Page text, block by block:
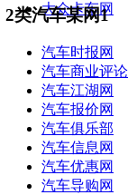
大众卡车网
2类汽车某网1
汽车时报网
汽车商业评
汽车江湖网
汽车报价网
汽车俱乐部
汽车信息网
汽车优惠网
汽车导购网